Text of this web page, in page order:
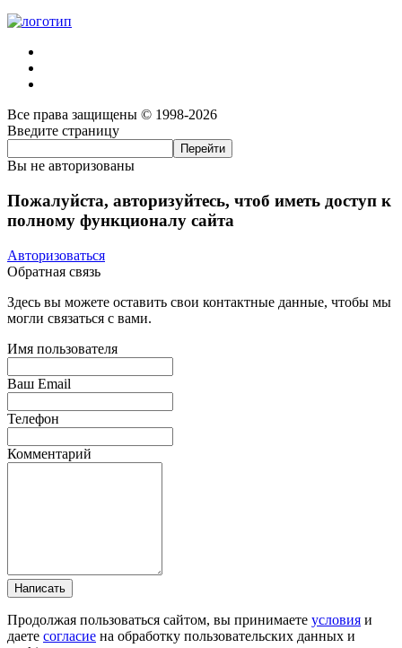
Все права защищены © 1998-2026
Введите страницу
Вы не авторизованы
Пожалуйста, авторизуйтесь, чтоб иметь доступ к
полному функционалу сайта
Авторизоваться
Обратная связь
Здесь вы можете оставить свои контактные данные, чтобы мы
могли связаться с вами.
Имя пользователя
Ваш Email
Телефон
Комментарий
Написать
Продолжая пользоваться сайтом, вы принимаете условия и
даете согласие на обработку пользовательских данных и